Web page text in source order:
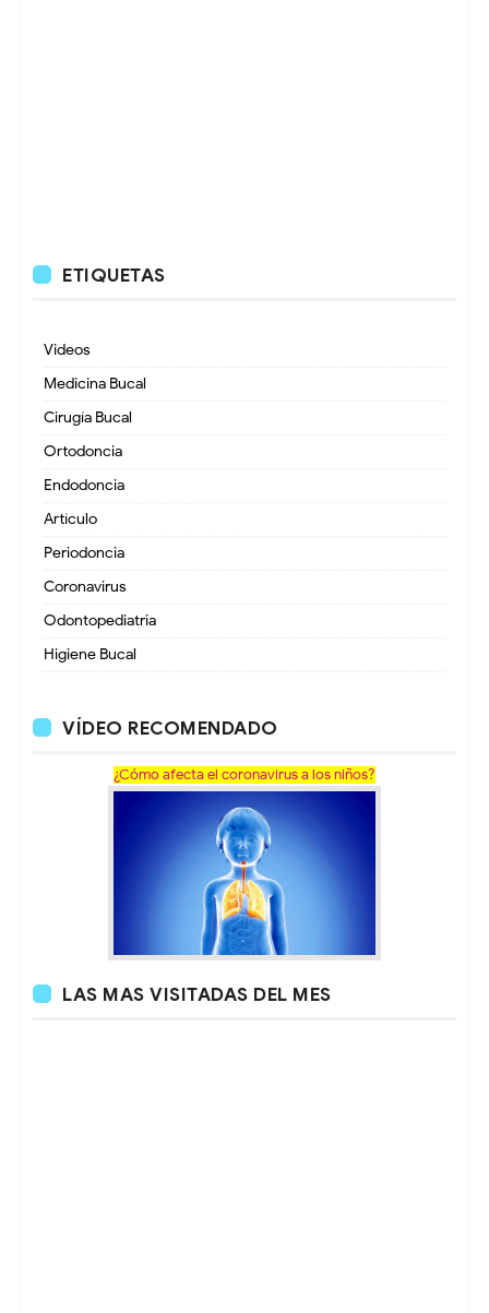
ETIQUETAS
Videos
Medicina Bucal
Cirugía Bucal
Ortodoncia
Endodoncia
Artículo
Periodoncia
Coronavirus
Odontopediatria
Higiene Bucal
VÍDEO RECOMENDADO
¿Cómo afecta el coronavirus a los niños?
LAS MAS VISITADAS DEL MES